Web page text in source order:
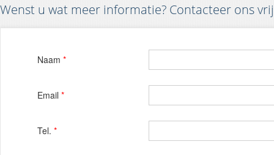
Wenst u wat meer informatie? Contacteer ons
Naam *
Email *
Tel. *